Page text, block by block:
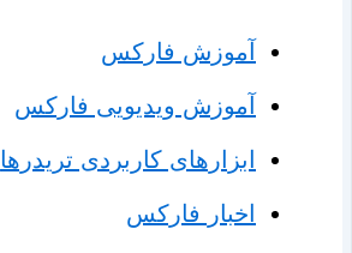
آموزش فارکس
آموزش ویدیویی فارکس
ابزارهای کاربردی تریدرها
اخبار فارکس